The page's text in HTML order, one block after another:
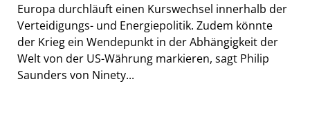
Europa durchläuft einen Kurswechsel innerhalb der
Verteidigungs- und Energiepolitik. Zudem könnte
der Krieg ein Wendepunkt in der Abhängigkeit der
Welt von der US-Währung markieren, sagt Philip
Saunders von Ninety...